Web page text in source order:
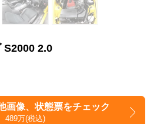
S2000 2.0
画像、状態票をチェック
489万(税込)